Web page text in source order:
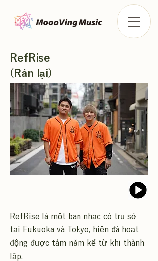
RefRise là một ban nhạc có trụ sở
tại Fukuoka và Tokyo, hiện đã hoạt
động được tám năm kể từ khi thành
lập.
RefRise
(Rán lại)